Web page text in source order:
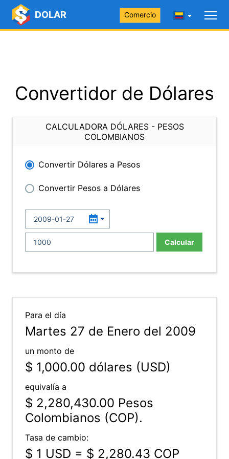
DOLAR Comercio
Convertidor de Dólares
CALCULADORA DÓLARES - PESOS
COLOMBIANOS
Convertir Dólares a Pesos
Convertir Pesos a Dólares
Calcular
Para el día
Martes 27 de Enero del 2009
un monto de
$ 1,000.00 dólares (USD)
equivalía a
$ 2,280,430.00 Pesos
Colombianos (COP).
Tasa de cambio:
$ 1 USD = $ 2,280.43 COP